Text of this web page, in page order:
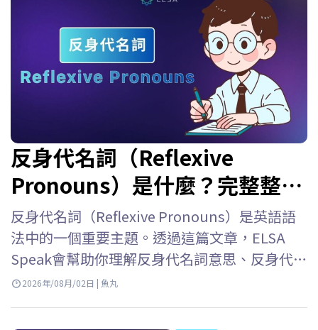
反身代名詞（Reflexive
Pronouns）是什麼？完整整理
用法、位置、表格與練習題
反身代名詞（Reflexive Pronouns）是英語語
法中的一個重要主題。透過這篇文章，ELSA
Speak會幫助你理解反身代名詞意思、反身代名
詞用法、反身代名詞位置、如何與人稱代名詞
2026年/08月/02日 | 魚丸